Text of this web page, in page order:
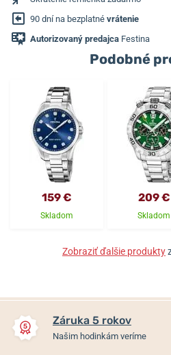
90 dní na bezplatné vrátenie
Autorizovaný predajca Festina
Podobné
159 €
Skladom
209 €
Skladom
Zobraziť ďalšie produkty
Záruka 5 rokov
Našim hodinkám veríme